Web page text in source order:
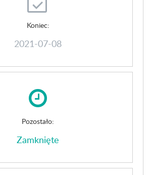
Koniec:
2021-07-08
Pozostało:
Zamknięte